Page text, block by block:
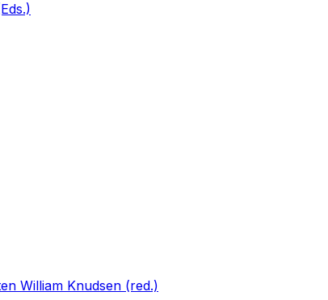
William Knudsen (red.)